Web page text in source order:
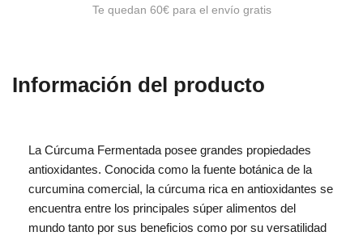
Te quedan 60€para el envío gratis
Información del producto
La Cúrcuma Fermentada posee grandes propiedades
antioxidantes. Conocida como la fuente botánica de la
curcumina comercial, la cúrcuma rica en antioxidantes se
encuentra entre los principales súper alimentos del
mundo tanto por sus beneficios como por su versatilidad